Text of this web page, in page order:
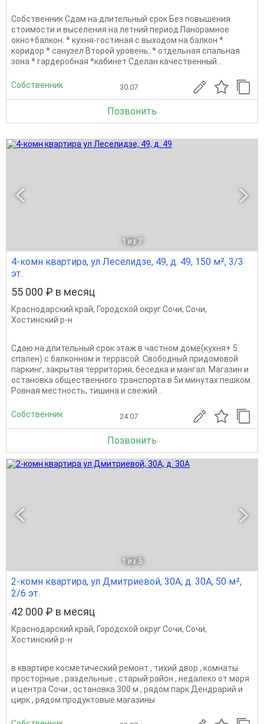
Собственник Сдам на длительный срок Без повышения
стоимости и выселения на летний период Панорамное
окно+балкон: * кухня-гоcтинaя с выходoм нa бaлкoн *
кopидop * cанузел Второй уровень: * отдeльная cпaльная
зона * гардеробная *кабинет Cделан качественный...
Собственник 30.07
Позвонить
1 из 7
4-комн квартира, ул Леселидзе, 49, д. 49, 150 м², 3/3
эт.
55 000 ₽ в месяц
Краснодарский край, Городской округ Сочи, Сочи,
Хостинский р-н
Сдаю на длительный срок этаж в частном доме(кухня+ 5
спален) с балконном и террасой. Свободный придомовой
паркинг, закрытая территория, беседка и мангал. Магазин и
остановка общественного транспорта в 5и минутах пешком.
Ровная местность, тишина и свежий...
Собственник 24.07
Позвонить
1 из 5
2-комн квартира, ул Дмитриевой, 30А, д. 30А, 50 м²,
2/6 эт.
42 000 ₽ в месяц
Краснодарский край, Городской округ Сочи, Сочи,
Хостинский р-н
в квартире косметический ремонт , тихий двор , комнаты
просторные , раздельные , старый район , недалеко от моря
и центра Сочи , остановка 300 м , рядом парк Дендрарий и
цирк , рядом продуктовые магазины